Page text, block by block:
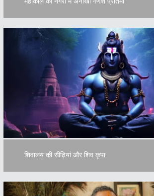
शिवालय की सीढ़ियां और शिव कृपा